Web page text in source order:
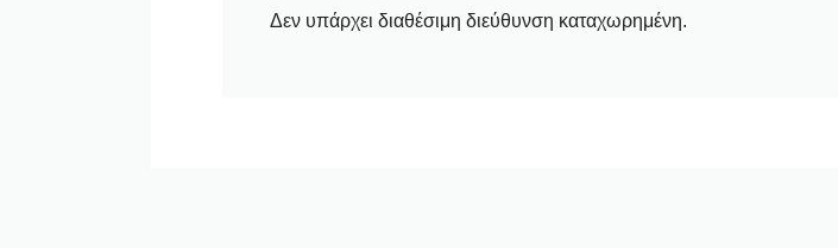
Δεν υπάρχει διαθέσιμη διεύθυνση καταχωρημένη.